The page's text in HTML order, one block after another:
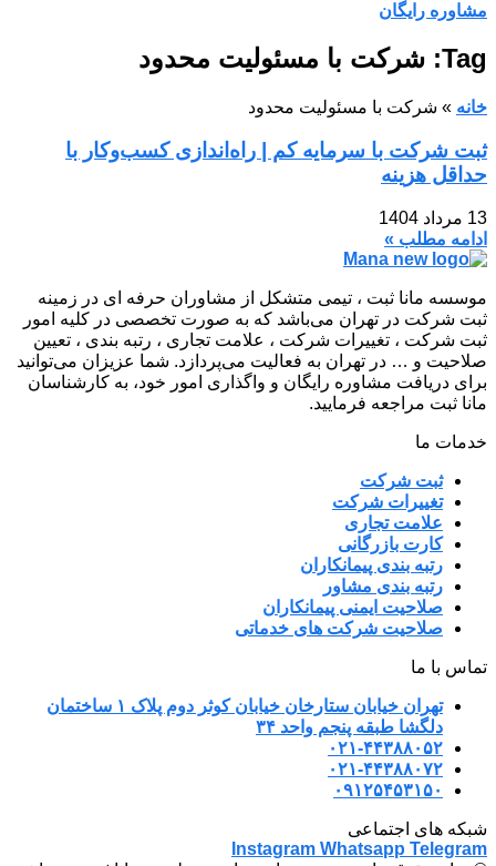
مشاوره رایگان
Tag: شرکت با مسئولیت محدود
خانه » شرکت با مسئولیت محدود
ثبت شرکت با سرمایه کم | راه‌اندازی کسب‌وکار با
حداقل هزینه
13 مرداد 1404
ادامه مطلب »
موسسه مانا ثبت ، تیمی متشکل از مشاوران حرفه ای در زمینه
ثبت شرکت در تهران می‌باشد که به صورت تخصصی در کلیه امور
ثبت شرکت ، تغییرات شرکت ، علامت تجاری ، رتبه بندی ، تعیین
صلاحیت و … در تهران به فعالیت می‌پردازد. شما عزیزان می‌توانید
برای دریافت مشاوره رایگان و واگذاری امور خود، به کارشناسان
مانا ثبت مراجعه فرمایید.
خدمات ما
ثبت شرکت
تغییرات شرکت
علامت تجاری
کارت بازرگانی
رتبه بندی پیمانکاران
رتبه بندی مشاور
صلاحیت ایمنی پیمانکاران
صلاحیت شرکت های خدماتی
تماس با ما
تهران خیابان ستارخان خیابان کوثر دوم پلاک ۱ ساختمان
دلگشا طبقه پنجم واحد ۳۴
۰۲۱-۴۴۳۸۸۰۵۲
۰۲۱-۴۴۳۸۸۰۷۲
۰۹۱۲۵۴۵۳۱۵۰
شبکه های اجتماعی
Instagram Whatsapp Telegram